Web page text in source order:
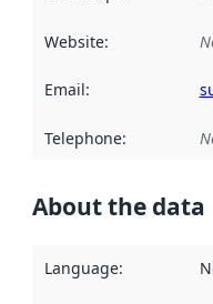
Website:
Email:
Telephone:
About the data
Language: